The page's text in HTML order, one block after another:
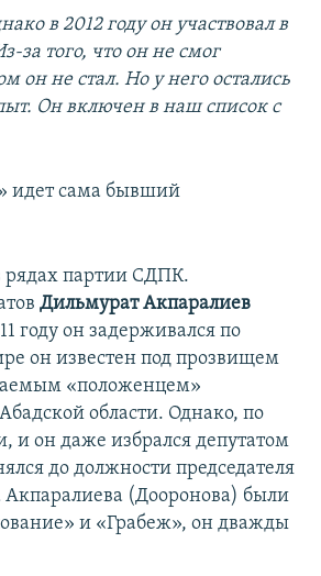
в 2012 году он участвовал в
того, что он не смог
он не стал. Но у него остались
Он включен в наш список с
идет сама бывший
партии СДПК.
Дильмурат Акпаралиев
году он задерживался по
он известен под прозвищем
«положенцем»
области. Однако, по
и он даже избрался депутатом
до должности председателя
(Дооронова) были
и «Грабеж», он дважды